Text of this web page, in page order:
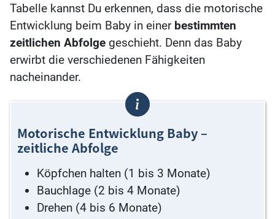
Tabelle kannst Du erkennen, dass die motorische
Entwicklung beim Baby in einer bestimmten
zeitlichen Abfolge geschieht. Denn das Baby
erwirbt die verschiedenen Fähigkeiten
nacheinander.
Motorische Entwicklung Baby –
zeitliche Abfolge
Köpfchen halten (1 bis 3 Monate)
Bauchlage (2 bis 4 Monate)
Drehen (4 bis 6 Monate)